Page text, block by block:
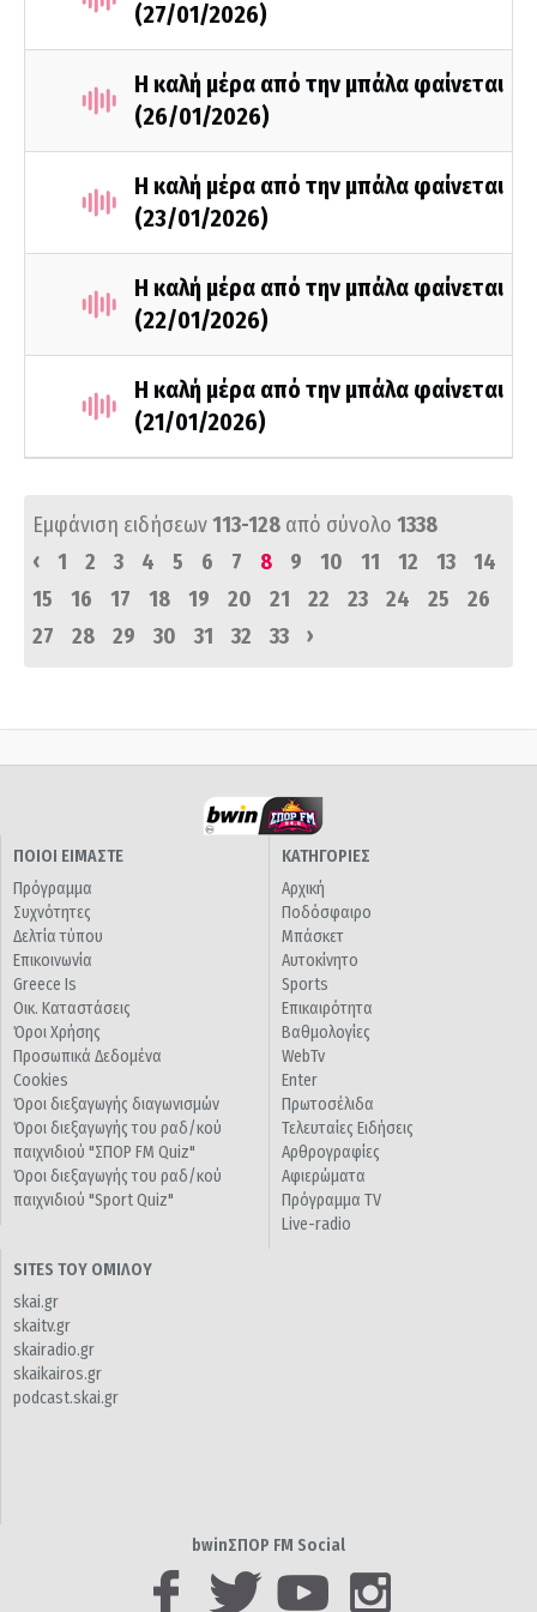
(27/01/2026)
Η καλή μέρα από την μπάλα φαίνεται
(26/01/2026)
Η καλή μέρα από την μπάλα φαίνεται
(23/01/2026)
Η καλή μέρα από την μπάλα φαίνεται
(22/01/2026)
Η καλή μέρα από την μπάλα φαίνεται
(21/01/2026)
Εμφάνιση ειδήσεων113-128 από σύνολο 1338
‹
1 2 3 4 5 6 7 8 9 10 11 12 13
14
15
16 17 18 19 20 21 22 23 24 25
26
27
28 29 30 31 32 33 ›
ΠΟΙΟΙ ΕΙΜΑΣΤΕ
Πρόγραμμα
Συχνότητες
Δελτία τύπου
Επικοινωνία
Greece Is
Οικ. Καταστάσεις
Όροι Χρήσης
Προσωπικά Δεδομένα
Cookies
Όροι διεξαγωγής διαγωνισμών
Όροι διεξαγωγής του ραδ/κού
παιχνιδιού "ΣΠΟΡ FM Quiz"
Όροι διεξαγωγής του ραδ/κού
παιχνιδιού "Sport Quiz"
ΚΑΤΗΓΟΡΙΕΣ
Αρχική
Ποδόσφαιρο
Μπάσκετ
Αυτοκίνητο
Sports
Επικαιρότητα
Βαθμολογίες
WebTv
Enter
Πρωτοσέλιδα
Τελευταίες Ειδήσεις
Αρθρογραφίες
Αφιερώματα
Πρόγραμμα TV
Live-radio
SITES ΤΟΥ ΟΜΙΛΟΥ
skai.gr
skaitv.gr
skairadio.gr
skaikairos.gr
podcast.skai.gr
bwinΣΠΟΡ FM Social